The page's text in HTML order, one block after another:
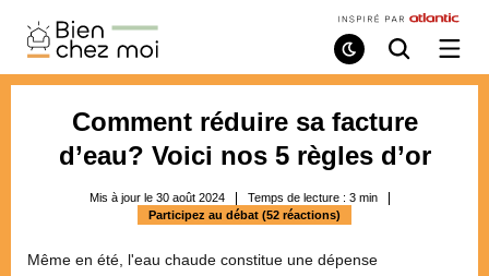
Bien
Chez
Moi
Mode
de
Recherche
/
Comment réduire sa facture
d’eau? Voici nos 5 règles d’or
Mis à jour le 30 août 2024 Temps de lecture : 3 min
Participez au débat (52 réactions)
Même en été, l'eau chaude constitue une dépense